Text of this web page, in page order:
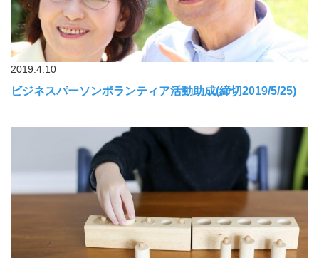
2019.4.10
ビジネスパーソンボランティア活動助成(締切2019/5/25)